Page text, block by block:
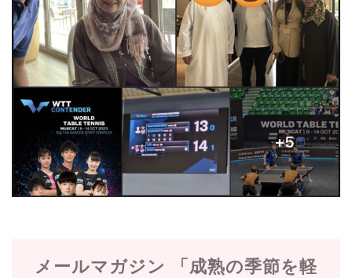
メールマガジン 「成熟の季節を軽